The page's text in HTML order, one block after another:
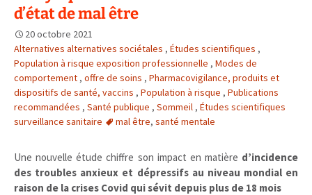
d’état de mal être
20 octobre 2021
Alternatives alternatives sociétales , Études scientifiques ,
Population à risque exposition professionnelle , Modes de
comportement , offre de soins , Pharmacovigilance, produits et
dispositifs de santé, vaccins , Population à risque , Publications
recommandées , Santé publique , Sommeil , Études scientifiques
surveillance sanitaire
mal être, santé mentale
Une nouvelle étude chiffre son impact en matière d’incidence
des troubles anxieux et dépressifs au niveau mondial en
raison de la crises Covid qui sévit depuis plus de 18 mois